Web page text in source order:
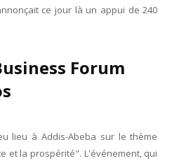
ce jour là un appui de 240
Forum
lieu à Addis-Abeba sur le thème
et la prospérité". L'événement, qui